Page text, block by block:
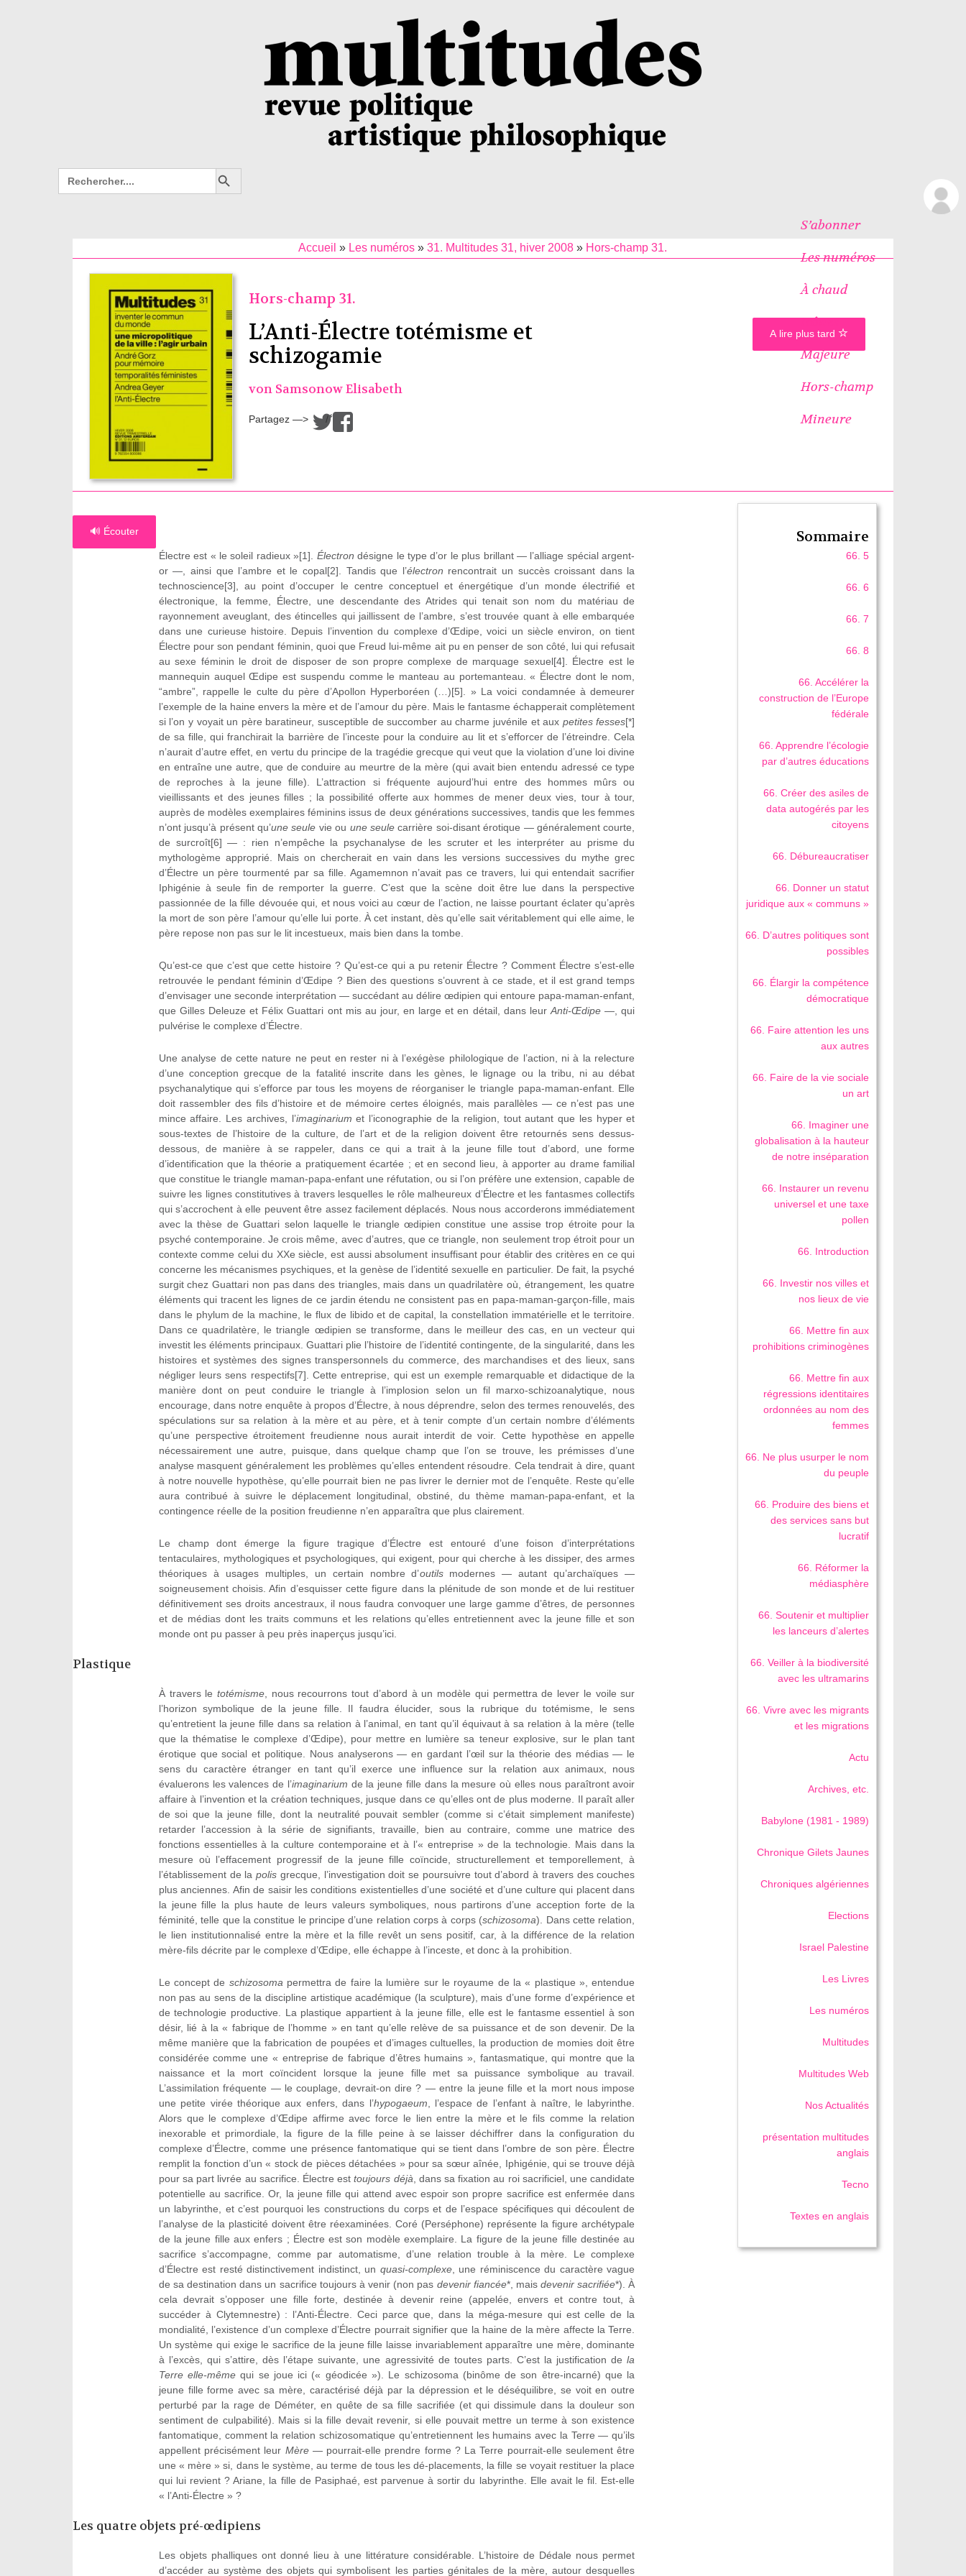
Search
for:
Search Button
S’abonner
Les numéros
À chaud
Icônes
Majeure
Hors-champ
Mineure
Accueil » Les numéros »31. Multitudes 31, hiver 2008 » Hors-champ 31.
Hors-champ 31.
L’Anti-Électre totémisme et
schizogamie
von Samsonow Elisabeth
Partagez —> /
🔊 Écouter
Électre est « le soleil radieux »[1]. Électron désigne le type d’or le plus brillant — l’alliage spécial argent-
or —, ainsi que l’ambre et le copal[2]. Tandis que l’électron rencontrait un succès croissant dans la
technoscience[3], au point d’occuper le centre conceptuel et énergétique d’un monde électrifié et
électronique, la femme, Électre, une descendante des Atrides qui tenait son nom du matériau de
rayonnement aveuglant, des étincelles qui jaillissent de l’ambre, s’est trouvée quant à elle embarquée
dans une curieuse histoire. Depuis l’invention du complexe d’Œdipe, voici un siècle environ, on tient
Électre pour son pendant féminin, quoi que Freud lui-même ait pu en penser de son côté, lui qui refusait
au sexe féminin le droit de disposer de son propre complexe de marquage sexuel[4]. Électre est le
mannequin auquel Œdipe est suspendu comme le manteau au portemanteau. « Électre dont le nom,
“ambre”, rappelle le culte du père d’Apollon Hyperboréen (…)[5]. » La voici condamnée à demeurer
l’exemple de la haine envers la mère et de l’amour du père. Mais le fantasme échapperait complètement
si l’on y voyait un père baratineur, susceptible de succomber au charme juvénile et aux petites fesses[*]
de sa fille, qui franchirait la barrière de l’inceste pour la conduire au lit et s’efforcer de l’étreindre. Cela
n’aurait d’autre effet, en vertu du principe de la tragédie grecque qui veut que la violation d’une loi divine
en entraîne une autre, que de conduire au meurtre de la mère (qui avait bien entendu adressé ce type
de reproches à la jeune fille). L’attraction si fréquente aujourd’hui entre des hommes mûrs ou
vieillissants et des jeunes filles ; la possibilité offerte aux hommes de mener deux vies, tour à tour,
auprès de modèles exemplaires féminins issus de deux générations successives, tandis que les femmes
n’ont jusqu’à présent qu’une seule vie ou une seulecarrière soi-disant érotique — généralement courte,
de surcroît[6] — : rien n’empêche la psychanalyse de les scruter et les interpréter au prisme du
mythologème approprié. Mais on chercherait en vain dans les versions successives du mythe grec
d’Électre un père tourmenté par sa fille. Agamemnon n’avait pas ce travers, lui qui entendait sacrifier
Iphigénie à seule fin de remporter la guerre. C’est que la scène doit être lue dans la perspective
passionnée de la fille dévouée qui, et nous voici au cœur de l’action, ne laisse pourtant éclater qu’après
la mort de son père l’amour qu’elle lui porte. À cet instant, dès qu’elle sait véritablement qui elle aime, le
père repose non pas sur le lit incestueux, mais bien dans la tombe.
Qu’est-ce que c’est que cette histoire ? Qu’est-ce qui a pu retenir Électre ? Comment Électre s’est-elle
retrouvée le pendant féminin d’Œdipe ? Bien des questions s’ouvrent à ce stade, et il est grand temps
d’envisager une seconde interprétation — succédant au délire œdipien qui entoure papa-maman-enfant,
que Gilles Deleuze et Félix Guattari ont mis au jour, en large et en détail, dans leurAnti-Œdipe —, qui
pulvérise le complexe d’Électre.
Une analyse de cette nature ne peut en rester ni à l’exégèse philologique de l’action, ni à la relecture
d’une conception grecque de la fatalité inscrite dans les gènes, le lignage ou la tribu, ni au débat
psychanalytique qui s’efforce par tous les moyens de réorganiser le triangle papa-maman-enfant. Elle
doit rassembler des fils d’histoire et de mémoire certes éloignés, mais parallèles — ce n’est pas une
mince affaire. Les archives, l’imaginarium et l’iconographie de la religion, tout autant que les hyper et
sous-textes de l’histoire de la culture, de l’art et de la religion doivent être retournés sens dessus-
dessous, de manière à se rappeler, dans ce qui a trait à la jeune fille tout d’abord, une forme
d’identification que la théorie a pratiquement écartée ; et en second lieu, à apporter au drame familial
que constitue le triangle maman-papa-enfant une réfutation, ou si l’on préfère une extension, capable de
suivre les lignes constitutives à travers lesquelles le rôle malheureux d’Électre et les fantasmes collectifs
qui s’accrochent à elle peuvent être assez facilement déplacés. Nous nous accorderons immédiatement
avec la thèse de Guattari selon laquelle le triangle œdipien constitue une assise trop étroite pour la
psyché contemporaine. Je crois même, avec d’autres, que ce triangle, non seulement trop étroit pour un
contexte comme celui du XXe siècle, est aussi absolument insuffisant pour établir des critères en ce qui
concerne les mécanismes psychiques, et la genèse de l’identité sexuelle en particulier. De fait, la psyché
surgit chez Guattari non pas dans des triangles, mais dans un quadrilatère où, étrangement, les quatre
éléments qui tracent les lignes de ce jardin étendu ne consistent pas en papa-maman-garçon-fille, mais
dans le phylum de la machine, le flux de libido et de capital, la constellation immatérielle et le territoire.
Dans ce quadrilatère, le triangle œdipien se transforme, dans le meilleur des cas, en un vecteur qui
investit les éléments principaux. Guattari plie l’histoire de l’identité contingente, de la singularité, dans les
histoires et systèmes des signes transpersonnels du commerce, des marchandises et des lieux, sans
négliger leurs sens respectifs[7]. Cette entreprise, qui est un exemple remarquable et didactique de la
manière dont on peut conduire le triangle à l’implosion selon un fil marxo-schizoanalytique, nous
encourage, dans notre enquête à propos d’Électre, à nous déprendre, selon des termes renouvelés, des
spéculations sur sa relation à la mère et au père, et à tenir compte d’un certain nombre d’éléments
qu’une perspective étroitement freudienne nous aurait interdit de voir. Cette hypothèse en appelle
nécessairement une autre, puisque, dans quelque champ que l’on se trouve, les prémisses d’une
analyse masquent généralement les problèmes qu’elles entendent résoudre. Cela tendrait à dire, quant
à notre nouvelle hypothèse, qu’elle pourrait bien ne pas livrer le dernier mot de l’enquête. Reste qu’elle
aura contribué à suivre le déplacement longitudinal, obstiné, du thème maman-papa-enfant, et la
contingence réelle de la position freudienne n’en apparaîtra que plus clairement.
Le champ dont émerge la figure tragique d’Électre est entouré d’une foison d’interprétations
tentaculaires, mythologiques et psychologiques, qui exigent, pour qui cherche à les dissiper, des armes
théoriques à usages multiples, un certain nombre d’outilsmodernes — autant qu’archaïques —
soigneusement choisis. Afin d’esquisser cette figure dans la plénitude de son monde et de lui restituer
définitivement ses droits ancestraux, il nous faudra convoquer une large gamme d’êtres, de personnes
et de médias dont les traits communs et les relations qu’elles entretiennent avec la jeune fille et son
monde ont pu passer à peu près inaperçus jusqu’ici.
Plastique
À travers le totémisme , nous recourrons tout d’abord à un modèle qui permettra de lever le voile sur
l’horizon symbolique de la jeune fille. Il faudra élucider, sous la rubrique du totémisme, le sens
qu’entretient la jeune fille dans sa relation à l’animal, en tant qu’il équivaut à sa relation à la mère (telle
que la thématise le complexe d’Œdipe), pour mettre en lumière sa teneur explosive, sur le plan tant
érotique que social et politique. Nous analyserons — en gardant l’œil sur la théorie des médias — le
sens du caractère étranger en tant qu’il exerce une influence sur la relation aux animaux, nous
évaluerons les valences de l’imaginarium de la jeune fille dans la mesure où elles nous paraîtront avoir
affaire à l’invention et la création techniques, jusque dans ce qu’elles ont de plus moderne. Il paraît aller
de soi que la jeune fille, dont la neutralité pouvait sembler (comme si c’était simplement manifeste)
retarder l’accession à la série de signifiants, travaille, bien au contraire, comme une matrice des
fonctions essentielles à la culture contemporaine et à l’« entreprise » de la technologie. Mais dans la
mesure où l’effacement progressif de la jeune fille coïncide, structurellement et temporellement, à
l’établissement de lapolis grecque, l’investigation doit se poursuivre tout d’abord à travers des couches
plus anciennes. Afin de saisir les conditions existentielles d’une société et d’une culture qui placent dans
la jeune fille la plus haute de leurs valeurs symboliques, nous partirons d’une acception forte de la
féminité, telle que la constitue le principe d’une relation corps à corps (schizosoma). Dans cette relation,
le lien institutionnalisé entre la mère et la fille revêt un sens positif, car, à la différence de la relation
mère-fils décrite par le complexe d’Œdipe, elle échappe à l’inceste, et donc à la prohibition.
Le concept de schizosoma permettra de faire la lumière sur le royaume de la « plastique », entendue
non pas au sens de la discipline artistique académique (la sculpture), mais d’une forme d’expérience et
de technologie productive. La plastique appartient à la jeune fille, elle est le fantasme essentiel à son
désir, lié à la « fabrique de l’homme » en tant qu’elle relève de sa puissance et de son devenir. De la
même manière que la fabrication de poupées et d’images cultuelles, la production de momies doit être
considérée comme une « entreprise de fabrique d’êtres humains », fantasmatique, qui montre que la
naissance et la mort coïncident lorsque la jeune fille met sa puissance symbolique au travail.
L’assimilation fréquente — le couplage, devrait-on dire ? — entre la jeune fille et la mort nous impose
une petite virée théorique aux enfers, dans l’hypogaeum , l’espace de l’enfant à naître, le labyrinthe.
Alors que le complexe d’Œdipe affirme avec force le lien entre la mère et le fils comme la relation
inexorable et primordiale, la figure de la fille peine à se laisser déchiffrer dans la configuration du
complexe d’Électre, comme une présence fantomatique qui se tient dans l’ombre de son père. Électre
remplit la fonction d’un « stock de pièces détachées » pour sa sœur aînée, Iphigénie, qui se trouve déjà
pour sa part livrée au sacrifice. Électre esttoujours déjà , dans sa fixation au roi sacrificiel, une candidate
potentielle au sacrifice. Or, la jeune fille qui attend avec espoir son propre sacrifice est enfermée dans
un labyrinthe, et c’est pourquoi les constructions du corps et de l’espace spécifiques qui découlent de
l’analyse de la plasticité doivent être réexaminées. Coré (Perséphone) représente la figure archétypale
de la jeune fille aux enfers ; Électre est son modèle exemplaire. La figure de la jeune fille destinée au
sacrifice s’accompagne, comme par automatisme, d’une relation trouble à la mère. Le complexe
d’Électre est resté distinctivement indistinct, un quasi-complexe, une réminiscence du caractère vague
de sa destination dans un sacrifice toujours à venir (non pas devenir fiancée*, mais devenir sacrifiée*). À
cela devrait s’opposer une fille forte, destinée à devenir reine (appelée, envers et contre tout, à
succéder à Clytemnestre) : l’Anti-Électre. Ceci parce que, dans la méga-mesure qui est celle de la
mondialité, l’existence d’un complexe d’Électre pourrait signifier que la haine de la mère affecte la Terre.
Un système qui exige le sacrifice de la jeune fille laisse invariablement apparaître une mère, dominante
à l’excès, qui s’attire, dès l’étape suivante, une agressivité de toutes parts. C’est la justification dela
Terre elle-même qui se joue ici (« géodicée »). Le schizosoma (binôme de son être-incarné) que la
jeune fille forme avec sa mère, caractérisé déjà par la dépression et le déséquilibre, se voit en outre
perturbé par la rage de Déméter, en quête de sa fille sacrifiée (et qui dissimule dans la douleur son
sentiment de culpabilité). Mais si la fille devait revenir, si elle pouvait mettre un terme à son existence
fantomatique, comment la relation schizosomatique qu’entretiennent les humains avec la Terre — qu’ils
appellent précisément leur Mère— pourrait-elle prendre forme ? La Terre pourrait-elle seulement être
une « mère » si, dans le système, au terme de tous les dé-placements, la fille se voyait restituer la place
qui lui revient ? Ariane, la fille de Pasiphaé, est parvenue à sortir du labyrinthe. Elle avait le fil. Est-elle
« l’Anti-Électre » ?
Les quatre objets pré-œdipiens
Les objets phalliques ont donné lieu à une littérature considérable. L’histoire de Dédale nous permet
d’accéder au système des objets qui symbolisent les parties génitales de la mère, autour desquelles
A lire plus tard
Sommaire
66. 5
66. 6
66. 7
66. 8
66. Accélérer la
construction de l’Europe
fédérale
66. Apprendre l’écologie
par d’autres éducations
66. Créer des asiles de
data autogérés par les
citoyens
66. Débureaucratiser
66. Donner un statut
juridique aux « communs »
66. D’autres politiques sont
possibles
66. Élargir la compétence
démocratique
66. Faire attention les uns
aux autres
66. Faire de la vie sociale
un art
66. Imaginer une
globalisation à la hauteur
de notre inséparation
66. Instaurer un revenu
universel et une taxe
pollen
66. Introduction
66. Investir nos villes et
nos lieux de vie
66. Mettre fin aux
prohibitions criminogènes
66. Mettre fin aux
régressions identitaires
ordonnées au nom des
femmes
66. Ne plus usurper le nom
du peuple
66. Produire des biens et
des services sans but
lucratif
66. Réformer la
médiasphère
66. Soutenir et multiplier
les lanceurs d’alertes
66. Veiller à la biodiversité
avec les ultramarins
66. Vivre avec les migrants
et les migrations
Actu
Archives, etc.
Babylone (1981 - 1989)
Chronique Gilets Jaunes
Chroniques algériennes
Elections
Israel Palestine
Les Livres
Les numéros
Multitudes
Multitudes Web
Nos Actualités
présentation multitudes
anglais
Tecno
Textes en anglais